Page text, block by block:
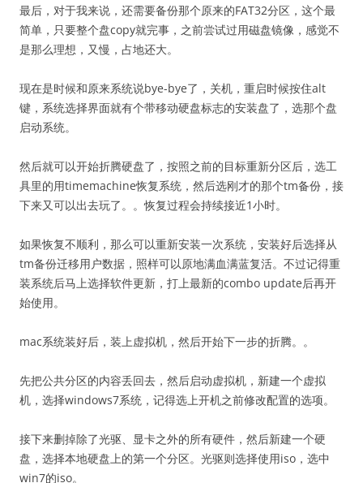
最后，对于我来说，还需要备份那个原来的FAT32分区，这个最
简单，只要整个盘copy就完事，之前尝试过用磁盘镜像，感觉不
是那么理想，又慢，占地还大。
现在是时候和原来系统说bye-bye了，关机，重启时候按住alt
键，系统选择界面就有个带移动硬盘标志的安装盘了，选那个盘
启动系统。
然后就可以开始折腾硬盘了，按照之前的目标重新分区后，选工
具里的用timemachine恢复系统，然后选刚才的那个tm备份，接
下来又可以出去玩了。。恢复过程会持续接近1小时。
如果恢复不顺利，那么可以重新安装一次系统，安装好后选择从
tm备份迁移用户数据，照样可以原地满血满蓝复活。不过记得重
装系统后马上选择软件更新，打上最新的combo update后再开
始使用。
mac系统装好后，装上虚拟机，然后开始下一步的折腾。。
先把公共分区的内容丢回去，然后启动虚拟机，新建一个虚拟
机，选择windows7系统，记得选上开机之前修改配置的选项。
接下来删掉除了光驱、显卡之外的所有硬件，然后新建一个硬
盘，选择本地硬盘上的第一个分区。光驱则选择使用iso，选中
win7的iso。